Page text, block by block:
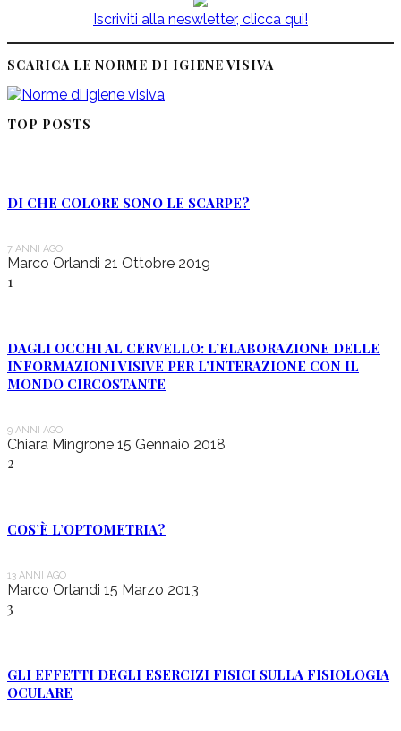
Iscriviti alla neswletter, clicca qui!
SCARICA LE NORME DI IGIENE VISIVA
TOP POSTS
DI CHE COLORE SONO LE SCARPE?
7 ANNI AGO
Marco Orlandi 21 Ottobre 2019
1
DAGLI OCCHI AL CERVELLO: L’ELABORAZIONE DELLE
INFORMAZIONI VISIVE PER L’INTERAZIONE CON IL
MONDO CIRCOSTANTE
9 ANNI AGO
Chiara Mingrone 15 Gennaio 2018
2
COS’È L’OPTOMETRIA?
13 ANNI AGO
Marco Orlandi 15 Marzo 2013
3
GLI EFFETTI DEGLI ESERCIZI FISICI SULLA FISIOLOGIA
OCULARE